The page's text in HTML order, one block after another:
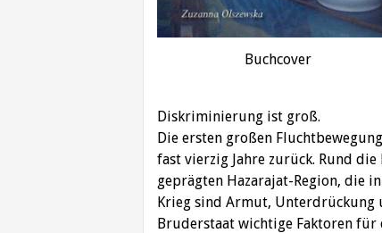
Buchcover
Diskriminierung ist groß.
Die ersten großen
fast vierzig Jahre zurück. Rund
geprägten Hazarajat-Region, die
Krieg sind Armut, Unterdrückung
Bruderstaat wichtige Faktoren